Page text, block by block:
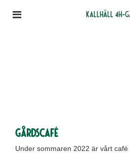
Kallhäll 4H-
Gårdscafé
Under sommaren 2022 är vårt